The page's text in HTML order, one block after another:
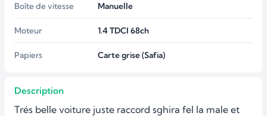
Boîte de vitesse Manuelle
Moteur 1.4 TDCI 68ch
Papiers Carte grise (Safia)
Description
Trés belle voiture juste raccord sghira fel la male et